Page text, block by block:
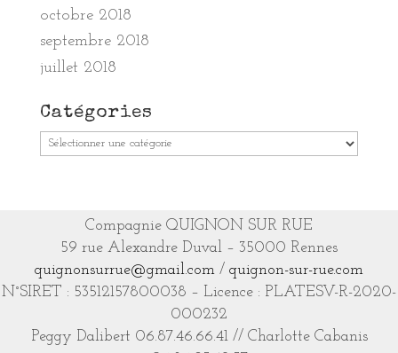
octobre 2018
septembre 2018
juillet 2018
Catégories
Catégories
Compagnie QUIGNON SUR RUE
59 rue Alexandre Duval – 35000 Rennes
quignonsurrue@gmail.com / quignon-sur-rue.com
N°SIRET : 53512157800038 – Licence : PLATESV-R-2020-
000232
Peggy Dalibert 06.87.46.66.41 // Charlotte Cabanis